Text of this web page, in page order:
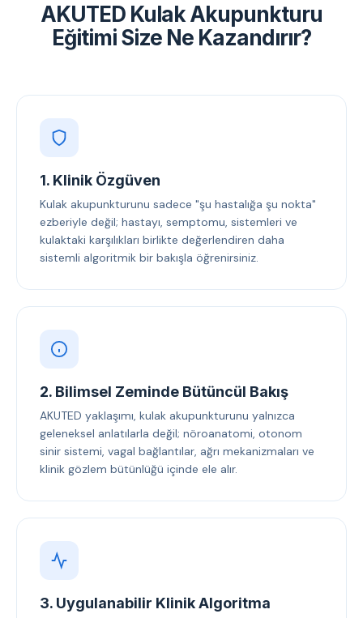
AKUTED Kulak Akupunkturu
Eğitimi Size Ne Kazandırır?
1. Klinik Özgüven
Kulak akupunkturunu sadece "şu hastalığa şu nokta"
ezberiyle değil; hastayı, semptomu, sistemleri ve
kulaktaki karşılıkları birlikte değerlendiren daha
sistemli algoritmik bir bakışla öğrenirsiniz.
2. Bilimsel Zeminde Bütüncül Bakış
AKUTED yaklaşımı, kulak akupunkturunu yalnızca
geleneksel anlatılarla değil; nöroanatomi, otonom
sinir sistemi, vagal bağlantılar, ağrı mekanizmaları ve
klinik gözlem bütünlüğü içinde ele alır.
3. Uygulanabilir Klinik Algoritma